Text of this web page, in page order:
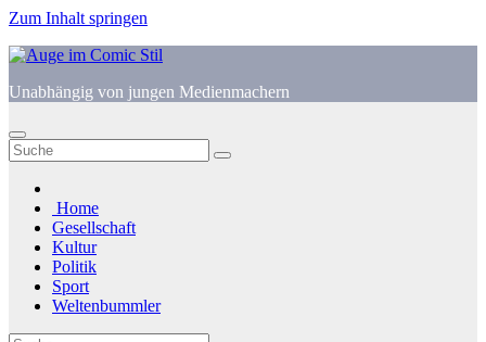
Zum Inhalt springen
Unabhängig von jungen Medienmachern
Home
Gesellschaft
Kultur
Politik
Sport
Weltenbummler